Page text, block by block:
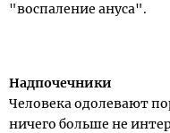
"воспаление ануса".
Надпочечники
Человека одолевают
ничего больше не